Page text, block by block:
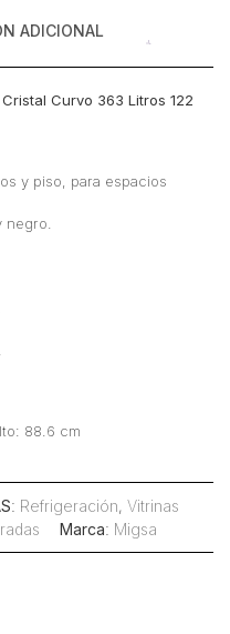
ADICIONAL
Curvo 363 Litros 122
y piso, para espacios
negro.
88.6 cm
: Refrigeración, Vitrinas
Marca: Migsa